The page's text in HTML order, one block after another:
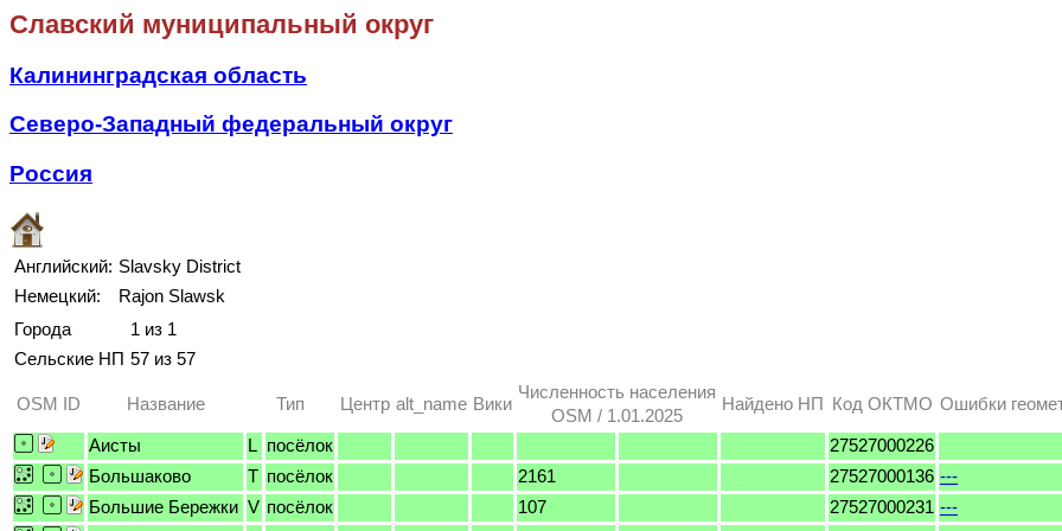
Славский муниципальный округ
Калининградская область
Северо-Западный федеральный округ
Россия
Английский: Slavsky District
Немецкий:
Rajon Slawsk
Города
1 из 1
Сельские НП 57 из 57
OSM ID Название Тип Центр alt_name Вики
Численность населения
OSM / 1.01.2025
Найдено НП Код ОКТМО Ошибки
Аисты L посёлок
27527000226
Большаково
T посёлок 2161 27527000136 ---
Большие Бережки V посёлок 107 27527000231 ---